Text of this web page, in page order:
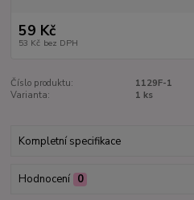
59 Kč
53 Kč bez DPH
Číslo produktu:
1129F-1
Varianta:
1 ks
Kompletní specifikace
Hodnocení 0